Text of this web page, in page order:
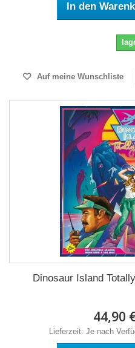
In den
Auf meine Wunschliste
Dinosaur Island
44,90
Lieferzeit: Je nach